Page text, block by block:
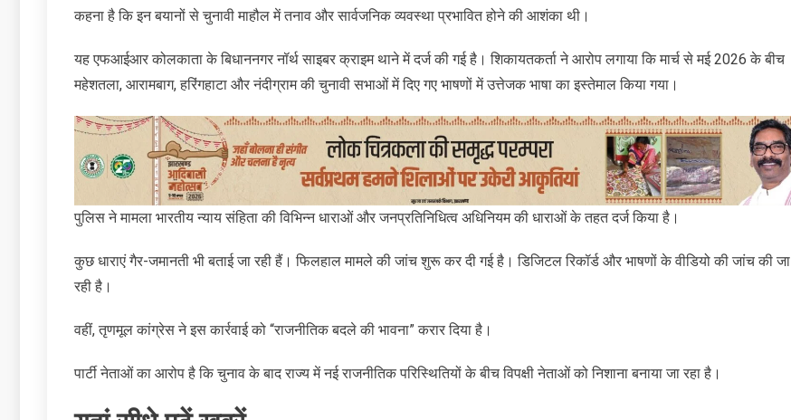
कहना है कि इन बयानों से चुनावी माहौल में तनाव और सार्वजनिक व्यवस्था प्रभावित होने की आशंका थी।
यह एफआईआर कोलकाता के बिधाननगर नॉर्थ साइबर क्राइम थाने में दर्ज की गई है। शिकायतकर्ता ने आरोप लगाया कि मार्च से मई 2026 के बीच
महेशतला, आरामबाग, हरिंगहाटा और नंदीग्राम की चुनावी सभाओं में दिए गए भाषणों में उत्तेजक भाषा का इस्तेमाल किया गया।
पुलिस ने मामला भारतीय न्याय संहिता की विभिन्न धाराओं और जनप्रतिनिधित्व अधिनियम की धाराओं के तहत दर्ज किया है।
कुछ धाराएं गैर-जमानती भी बताई जा रही हैं। फिलहाल मामले की जांच शुरू कर दी गई है। डिजिटल रिकॉर्ड और भाषणों के वीडियो की जांच की जा
रही है।
वहीं, तृणमूल कांग्रेस ने इस कार्रवाई को “राजनीतिक बदले की भावना” करार दिया है।
पार्टी नेताओं का आरोप है कि चुनाव के बाद राज्य में नई राजनीतिक परिस्थितियों के बीच विपक्षी नेताओं को निशाना बनाया जा रहा है।